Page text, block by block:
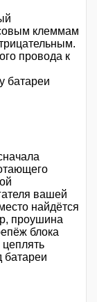
клеммам
провода к
батареи
вашей
найдётся
проушина
блока
батареи